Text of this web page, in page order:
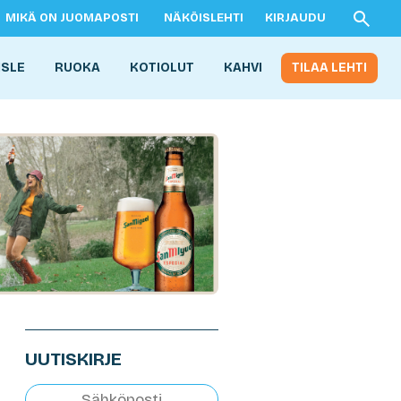
MIKÄ ON JUOMAPOSTI NÄKÖISLEHTI KIRJAUDU
RUOKA KOTIOLUT KAHVI TILAA LEHTI
UUTISKIRJE